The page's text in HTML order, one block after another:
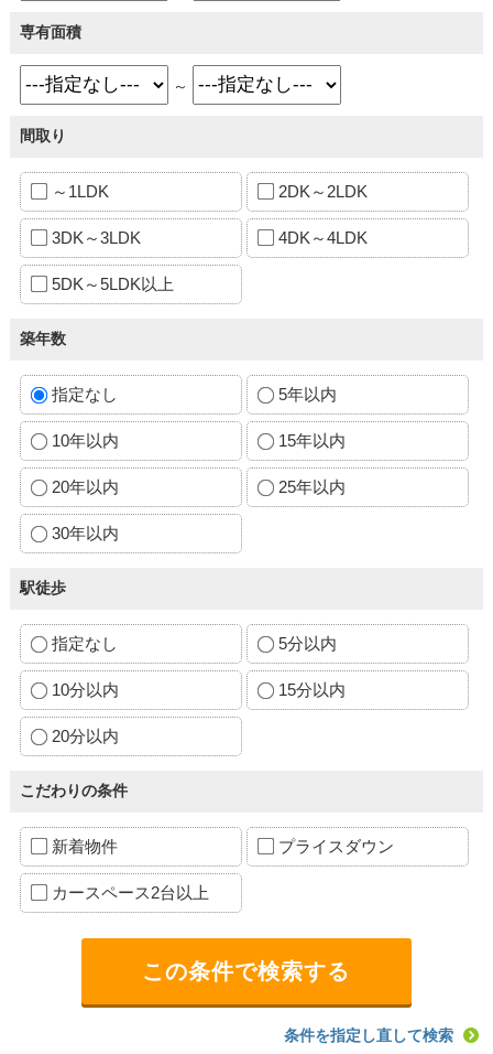
専有面積
～
間取り
～1LDK 2DK～2LDK
3DK～3LDK 4DK～4LDK
5DK～5LDK以上
築年数
指定なし 5年以内
10年以内 15年以内
20年以内 25年以内
30年以内
駅徒歩
指定なし 5分以内
10分以内 15分以内
20分以内
こだわりの条件
新着物件 プライスダウン
カースペース2台以上
条件を指定し直して検索